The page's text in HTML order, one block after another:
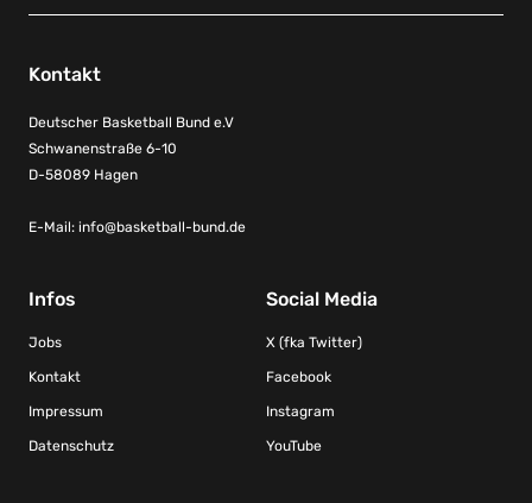
Kontakt
Deutscher Basketball Bund e.V
Schwanenstraße 6-10
D-58089 Hagen
E-Mail: info@basketball-bund.de
Infos
Jobs
Kontakt
Impressum
Datenschutz
Social Media
X (fka Twitter)
Facebook
Instagram
YouTube